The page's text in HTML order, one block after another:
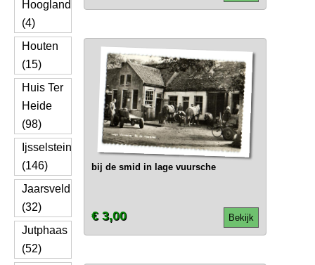
Hoogland
(4)
Houten
(15)
Huis Ter
Heide
(98)
Ijsselstein
(146)
Jaarsveld
(32)
Jutphaas
(52)
bij de smid in lage vuursche
Bekijk
€ 3,00